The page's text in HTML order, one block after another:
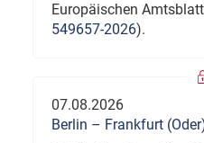
Europäischen
549657-2026).
07.08.2026
Berlin – Frankfurt